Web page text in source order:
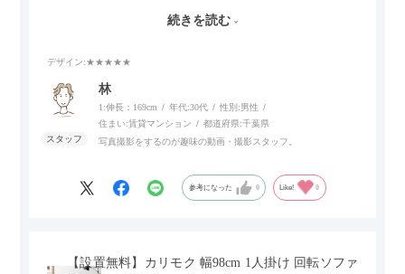
スマホやタブレットを充電しながらリラックスできるのが嬉し
個人的にはコードレス＆充電式なので、コンセントの場所を気
にせず、好きな場所に置けるのが画期的に感じました。
続きを読む
デザイン:★★★★★
林
1:伸長：169cm 年代:30代 性別:男性
住まい:賃貸マンション 都道府県:千葉県
写真撮影をするのが趣味の動画・撮影スタッフ。
参考になった 0 Like! 0
【設置無料】カリモク 幅98cm 1人掛け 回転ソファ